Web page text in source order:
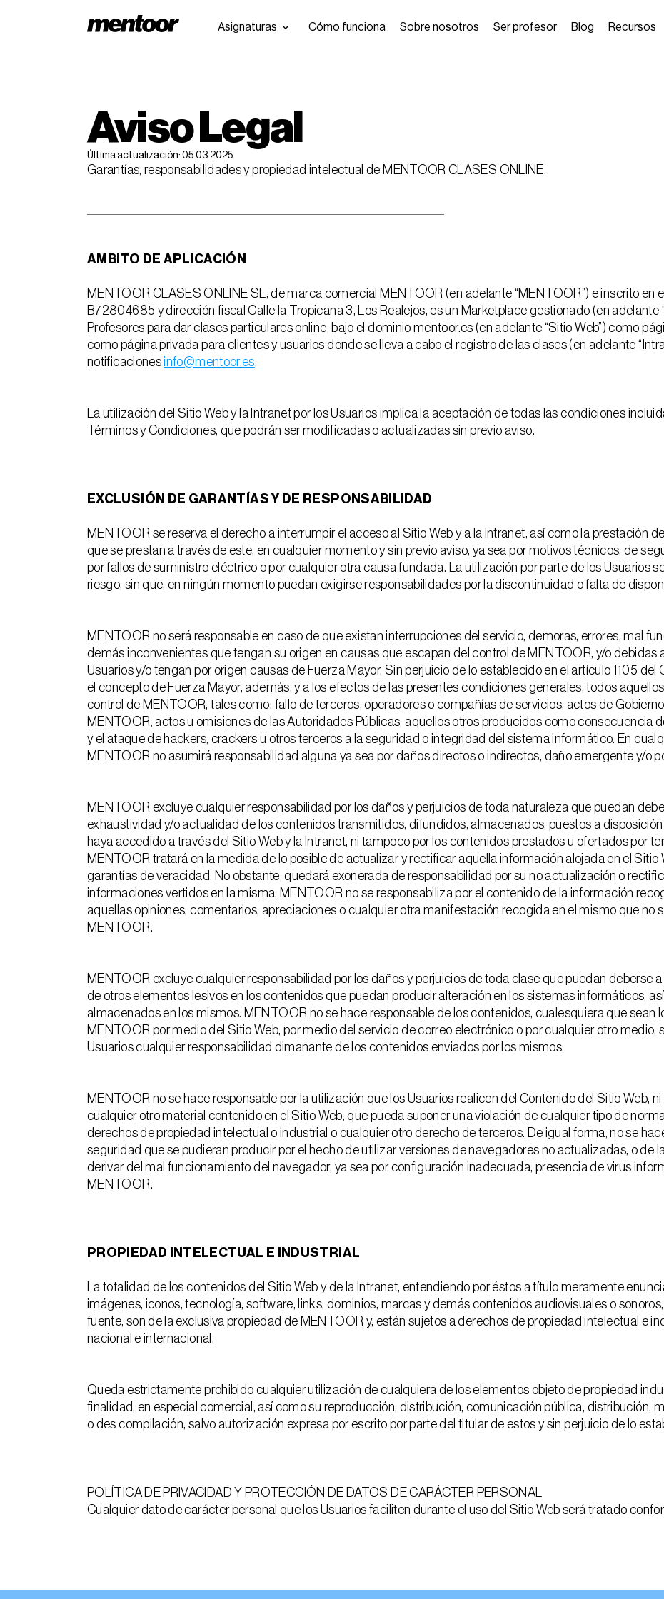
Asignaturas Cómo funciona Sobre nosotros Ser profesor Blog Recursos
Aviso Legal
Última actualización: 05.03.2025
Garantías, responsabilidades y propiedad intelectual de MENTOOR CLASES ONLINE.
AMBITO DE APLICACIÓN
MENTOOR CLASES ONLINE SL, de marca comercial MENTOOR (en adelante “MENTOOR”) e inscrito en
B72804685 y dirección fiscal Calle la Tropicana 3, Los Realejos, es un Marketplace gestionado (en adelante
Profesores para dar clases particulares online, bajo el dominio mentoor.es (en adelante “Sitio Web”) como
como página privada para clientes y usuarios donde se lleva a cabo el registro de las clases (en adelante
notificacionesinfo@mentoor.es.
La utilización del Sitio Web y la Intranet por los Usuarios implica la aceptación de todas las condiciones
Términos y Condiciones, que podrán ser modificadas o actualizadas sin previo aviso.
EXCLUSIÓN DE GARANTÍAS Y DE RESPONSABILIDAD
MENTOOR se reserva el derecho a interrumpir el acceso al Sitio Web y a la Intranet, así como la prestación
que se prestan a través de este, en cualquier momento y sin previo aviso, ya sea por motivos técnicos, de
por fallos de suministro eléctrico o por cualquier otra causa fundada. La utilización por parte de los Usuarios
riesgo, sin que, en ningún momento puedan exigirse responsabilidades por la discontinuidad o falta de
MENTOOR no será responsable en caso de que existan interrupciones del servicio, demoras, errores, mal
demás inconvenientes que tengan su origen en causas que escapan del control de MENTOOR, y/o debidas
Usuarios y/o tengan por origen causas de Fuerza Mayor. Sin perjuicio de lo establecido en el artículo 1105
el concepto de Fuerza Mayor, además, y a los efectos de las presentes condiciones generales, todos
control de MENTOOR, tales como: fallo de terceros, operadores o compañías de servicios, actos de
MENTOOR, actos u omisiones de las Autoridades Públicas, aquellos otros producidos como consecuencia
y el ataque de hackers, crackers u otros terceros a la seguridad o integridad del sistema informático. En
MENTOOR no asumirá responsabilidad alguna ya sea por daños directos o indirectos, daño emergente y/o
MENTOOR excluye cualquier responsabilidad por los daños y perjuicios de toda naturaleza que puedan
exhaustividad y/o actualidad de los contenidos transmitidos, difundidos, almacenados, puestos a
haya accedido a través del Sitio Web y la Intranet, ni tampoco por los contenidos prestados u ofertados por
MENTOOR tratará en la medida de lo posible de actualizar y rectificar aquella información alojada en el
garantías de veracidad. No obstante, quedará exonerada de responsabilidad por su no actualización o
informaciones vertidos en la misma. MENTOOR no se responsabiliza por el contenido de la información
aquellas opiniones, comentarios, apreciaciones o cualquier otra manifestación recogida en el mismo que no
MENTOOR.
MENTOOR excluye cualquier responsabilidad por los daños y perjuicios de toda clase que puedan deberse
de otros elementos lesivos en los contenidos que puedan producir alteración en los sistemas informáticos,
almacenados en los mismos. MENTOOR no se hace responsable de los contenidos, cualesquiera que sean
MENTOOR por medio del Sitio Web, por medio del servicio de correo electrónico o por cualquier otro medio,
Usuarios cualquier responsabilidad dimanante de los contenidos enviados por los mismos.
MENTOOR no se hace responsable por la utilización que los Usuarios realicen del Contenido del Sitio Web,
cualquier otro material contenido en el Sitio Web, que pueda suponer una violación de cualquier tipo de
derechos de propiedad intelectual o industrial o cualquier otro derecho de terceros. De igual forma, no se
seguridad que se pudieran producir por el hecho de utilizar versiones de navegadores no actualizadas, o de
derivar del mal funcionamiento del navegador, ya sea por configuración inadecuada, presencia de virus
MENTOOR.
PROPIEDAD INTELECTUAL E INDUSTRIAL
La totalidad de los contenidos del Sitio Web y de la Intranet, entendiendo por éstos a título meramente
imágenes, iconos, tecnología, software, links, dominios, marcas y demás contenidos audiovisuales o
fuente, son de la exclusiva propiedad de MENTOOR y, están sujetos a derechos de propiedad intelectual e
nacional e internacional.
Queda estrictamente prohibido cualquier utilización de cualquiera de los elementos objeto de propiedad
finalidad, en especial comercial, así como su reproducción, distribución, comunicación pública, distribución,
o des compilación, salvo autorización expresa por escrito por parte del titular de estos y sin perjuicio de lo
POLÍTICA DE PRIVACIDAD Y PROTECCIÓN DE DATOS DE CARÁCTER PERSONAL
Cualquier dato de carácter personal que los Usuarios faciliten durante el uso del Sitio Web será tratado